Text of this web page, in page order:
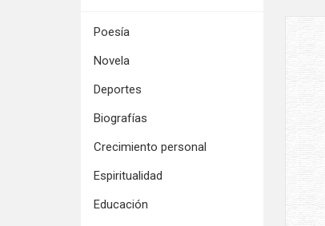
Poesía
Novela
Deportes
Biografías
Crecimiento personal
Espiritualidad
Educación